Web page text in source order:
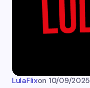
LulaFlixon 10/09/2025